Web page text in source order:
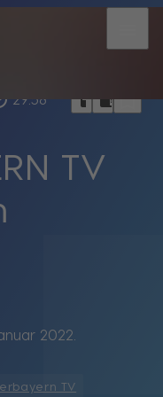
29:58 headphoneschrome_reader_modebookmark_border
TV
2022.
TV